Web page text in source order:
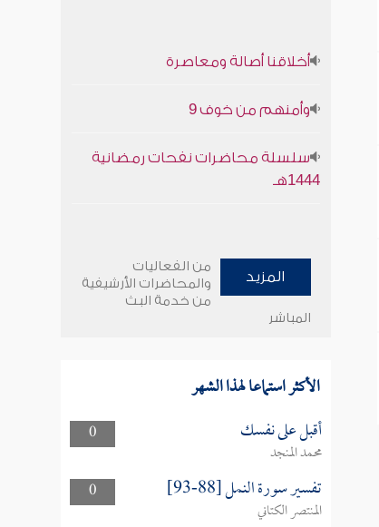
أخلاقنا أصالة ومعاصرة
وأمنهم من خوف 9
سلسلة محاضرات نفحات رمضانية
1444هـ
المزيد
من الفعاليات
والمحاضرات الأرشيفية
من خدمة البث
المباشر
الأكثر استماعا لهذا الشهر
0 أقبل على نفسك
محمد المنجد
0
تفسير سورة النمل [88-93]
المنتصر الكتاني